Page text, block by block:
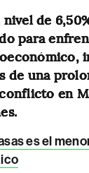
de
para
de una
en
es el